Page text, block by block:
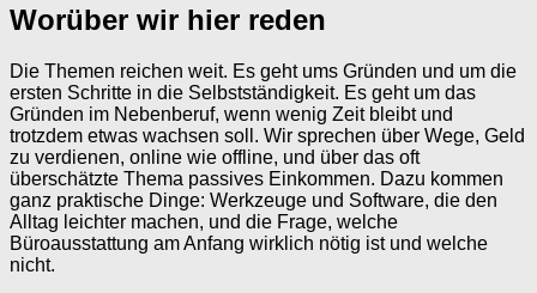
Worüber wir hier reden
Die Themen reichen weit. Es geht ums Gründen und um die
ersten Schritte in die Selbstständigkeit. Es geht um das
Gründen im Nebenberuf, wenn wenig Zeit bleibt und
trotzdem etwas wachsen soll. Wir sprechen über Wege, Geld
zu verdienen, online wie offline, und über das oft
überschätzte Thema passives Einkommen. Dazu kommen
ganz praktische Dinge: Werkzeuge und Software, die den
Alltag leichter machen, und die Frage, welche
Büroausstattung am Anfang wirklich nötig ist und welche
nicht.